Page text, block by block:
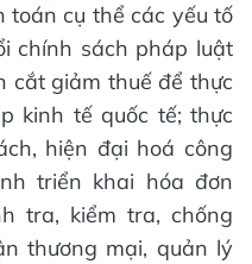
cụ thể các yếu tố
chính sách pháp luật
cắt giảm thuế để thực
kinh tế quốc tế; thực
hiện đại hoá công
triển khai hóa đơn
tra, kiểm tra, chống
thương mại, quản lý